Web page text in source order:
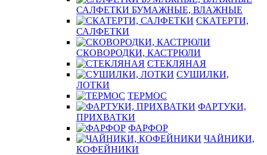
САЛФЕТКИ БУМАЖНЫЕ, ВЛАЖНЫЕ
СКАТЕРТИ,
САЛФЕТКИ
СКОВОРОДКИ, КАСТРЮЛИ
СТЕКЛЯНАЯ
СУШИЛКИ,
ЛОТКИ
ТЕРМОС
ФАРТУКИ,
ПРИХВАТКИ
ФАРФОР
ЧАЙНИКИ,
КОФЕЙНИКИ